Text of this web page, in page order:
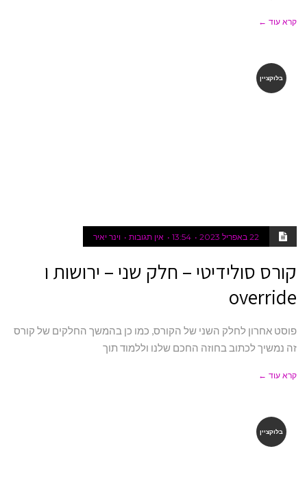
קרא עוד ←
בלוקציין
22 באפריל 2023 13:54 אין תגובות וינר יאיר
קורס סולידיטי – חלק שני – ירושות ו
override
פוסט אחרון לחלק השני של הקורס, כמו כן בהמשך החלקים של קורס
זה נמשיך לכתוב בחוזה החכם שלנו וללמוד תוך
קרא עוד ←
בלוקציין